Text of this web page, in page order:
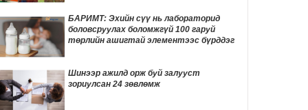
6 цаг 41 мин
"Дөчин жилийн дараа өөрийн гэсэн
байртай боллоо"
6 цаг 58 мин
24 БАРИМТ: Spider-Man киног үзэхээсээ
өмнө мэдэх ёстой зүйлс
БАРИМТ: Эхийн сүү нь лабораторид
боловсруулах боломжгүй 100 гаруй
төрлийн ашигтай элементээс бүрддэг
Шинээр ажилд орж буй залууст
зориулсан 24 зөвлөмж